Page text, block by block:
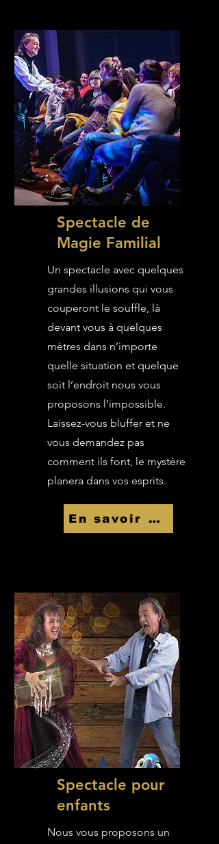
Spectacle de
Magie Familial
Un spectacle avec quelques
grandes illusions qui vous
couperont le souffle, là
devant vous à quelques
mètres dans n’importe
quelle situation et quelque
soit l’endroit nous vous
proposons l’impossible.
Laissez-vous bluffer et ne
vous demandez pas
comment ils font, le mystère
planera dans vos esprits.
En savoir Plus
Spectacle pour
enfants
Nous vous proposons un